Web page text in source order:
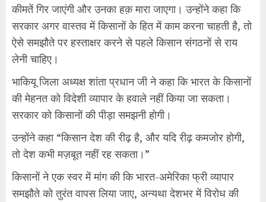
कीमतें गिर जाएंगी और उनका हक़ मारा जाएगा। उन्होंने कहा कि
सरकार अगर वास्तव में किसानों के हित में काम करना चाहती है, तो
ऐसे समझौते पर हस्ताक्षर करने से पहले किसान संगठनों से राय
लेनी चाहिए।
भाकियू जिला अध्यक्ष शांता प्रधान जी ने कहा कि भारत के किसानों
की मेहनत को विदेशी व्यापार के हवाले नहीं किया जा सकता।
सरकार को किसानों की पीड़ा समझनी होगी।
उन्होंने कहा “किसान देश की रीढ़ है, और यदि रीढ़ कमजोर होगी,
तो देश कभी मज़बूत नहीं रह सकता।”
किसानों ने एक स्वर में मांग की कि भारत-अमेरिका फ्री व्यापार
समझौते को तुरंत वापस लिया जाए, अन्यथा देशभर में विरोध की